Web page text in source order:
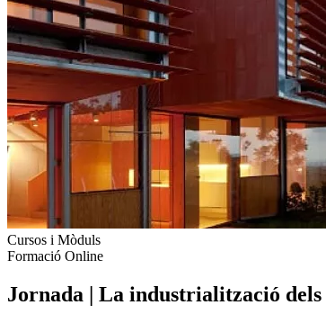
Cursos i Mòduls
Formació Online
Jornada | La industrialització